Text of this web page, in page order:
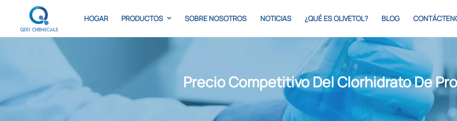
HOGAR PRODUCTOS SOBRE NOSOTROS NOTICIAS ¿QUÉ ES OLIVETOL? BLOG
Precio Competitivo Del Clorhidrato De